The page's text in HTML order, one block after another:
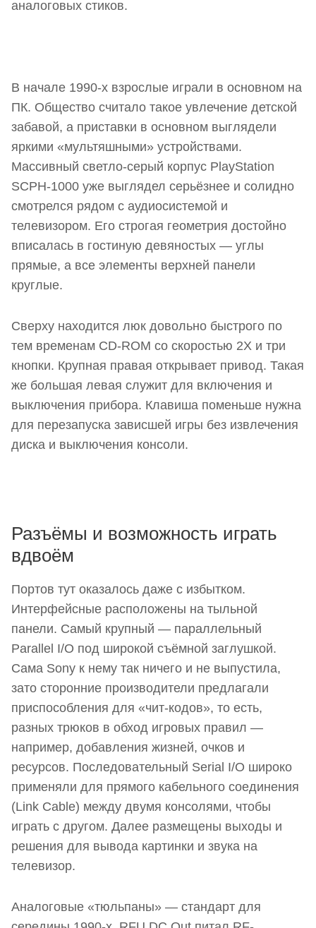
аналоговых стиков.
В начале 1990-х взрослые играли в основном на
ПК. Общество считало такое увлечение детской
забавой, а приставки в основном выглядели
яркими «мультяшными» устройствами.
Массивный светло-серый корпус PlayStation
SCPH-1000 уже выглядел серьёзнее и солидно
смотрелся рядом с аудиосистемой и
телевизором. Его строгая геометрия достойно
вписалась в гостиную девяностых — углы
прямые, а все элементы верхней панели
круглые.
Сверху находится люк довольно быстрого по
тем временам CD-ROM со скоростью 2X и три
кнопки. Крупная правая открывает привод. Такая
же большая левая служит для включения и
выключения прибора. Клавиша поменьше нужна
для перезапуска зависшей игры без извлечения
диска и выключения консоли.
Разъёмы и возможность играть
вдвоём
Портов тут оказалось даже с избытком.
Интерфейсные расположены на тыльной
панели. Самый крупный — параллельный
Parallel I/O под широкой съёмной заглушкой.
Сама Sony к нему так ничего и не выпустила,
зато сторонние производители предлагали
приспособления для «чит-кодов», то есть,
разных трюков в обход игровых правил —
например, добавления жизней, очков и
ресурсов. Последовательный Serial I/O широко
применяли для прямого кабельного соединения
(Link Cable) между двумя консолями, чтобы
играть с другом. Далее размещены выходы и
решения для вывода картинки и звука на
телевизор.
Аналоговые «тюльпаны» — стандарт для